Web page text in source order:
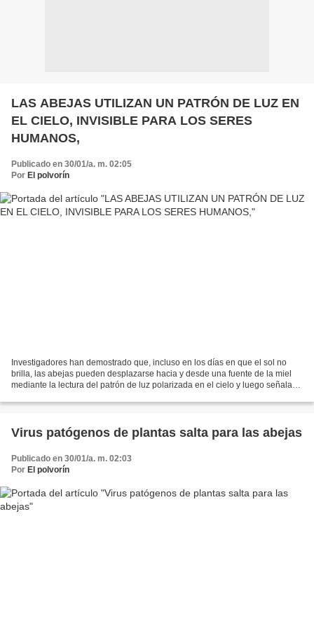
LAS ABEJAS UTILIZAN UN PATRÓN DE LUZ EN
EL CIELO, INVISIBLE PARA LOS SERES
HUMANOS,
Publicado en 30/01/a. m. 02:05
Por El polvorín
Investigadores han demostrado que, incluso en los días en que el sol no
brilla, las abejas pueden desplazarse hacia y desde una fuente de la miel
mediante la lectura del patrón de luz polarizada en el cielo y luego señalar a
Virus patógenos de plantas salta para las abejas
Publicado en 30/01/a. m. 02:03
Por El polvorín